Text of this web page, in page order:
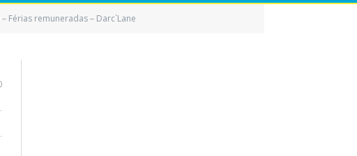
Férias remuneradas – Darc`Lane